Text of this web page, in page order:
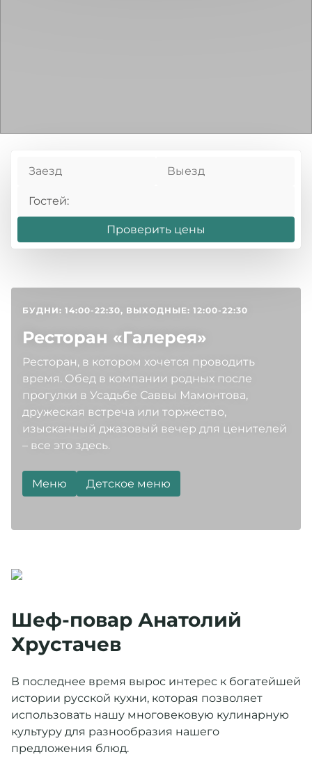
Гостей:
Проверить цены
БУДНИ: 14:00-22:30, ВЫХОДНЫЕ: 12:00-22:30
Ресторан «Галерея»
Ресторан, в котором хочется проводить
время. Обед в компании родных после
прогулки в Усадьбе Саввы Мамонтова,
дружеская встреча или торжество,
изысканный джазовый вечер для ценителей
– все это здесь.
Меню Детское меню
Шеф-повар Анатолий
Хрустачев
В последнее время вырос интерес к богатейшей
истории русской кухни, которая позволяет
использовать нашу многовековую кулинарную
культуру для разнообразия нашего
предложения блюд.
Предложение включает: проживание в выбранной
категории номера, завтрак (шведский стол), мастер-
«Абрамцево», экскурсии в места исторического
наследия, боулинг (1 час). Развлекательная
Пакет 30 декабря - 2 января
Предложение включает: проживание в выбранной
категории номера, завтрак (шведский стол), обед (на
свежем воздухе), ужин, барная карта (крепкий
алкоголь в стоимость не входит), мастер-классы,
посещение территории музея-заповедника
«Абрамцево», экскурсии в места исторического
программа (согласно анонсу).
новогодний банкет с развлекательной программой,
анонсу).
Пакет 31 декабря - 2 января
Заезд 31.12.2024 с 17:00. Выезд 02.01.2025 до 15.00.
Предложение включает: проживание в выбранной
категории номера, завтрак (шведский стол), обед (на
свежем воздухе), ужин, барная карта (крепкий
алкоголь в стоимость не входит), мастер-классы,
посещение территории музея-заповедника
«Абрамцево», экскурсии в места исторического